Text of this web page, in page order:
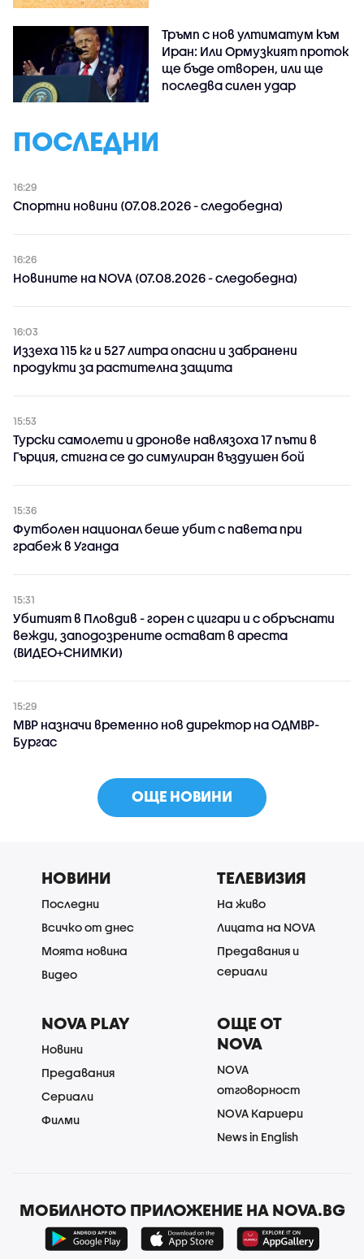
Тръмп с нов ултиматум към
Иран: Или Ормузкият проток
ще бъде отворен, или ще
последва силен удар
ПОСЛЕДНИ
16:29
Спортни новини (07.08.2026 - следобедна)
16:26
Новините на NOVA (07.08.2026 - следобедна)
16:03
Иззеха 115 кг и 527 литра опасни и забранени
продукти за растителна защита
15:53
Турски самолети и дронове навлязоха 17 пъти в
Гърция, стигна се до симулиран въздушен бой
15:36
Футболен национал беше убит с павета при
грабеж в Уганда
15:31
Убитият в Пловдив - горен с цигари и с обръснати
вежди, заподозрените остават в ареста
(ВИДЕО+СНИМКИ)
15:29
МВР назначи временно нов директор на ОДМВР-
Бургас
ОЩЕ НОВИНИ
НОВИНИ
Последни
Всичко от днес
Моята новина
Видео
ТЕЛЕВИЗИЯ
На живо
Лицата на NOVA
Предавания и
сериали
NOVA PLAY
Новини
Предавания
Сериали
Филми
ОЩЕ ОТ
NOVA
NOVA
отговорност
NOVA Кариери
News in English
МОБИЛНОТО ПРИЛОЖЕНИЕ НА NOVA.BG